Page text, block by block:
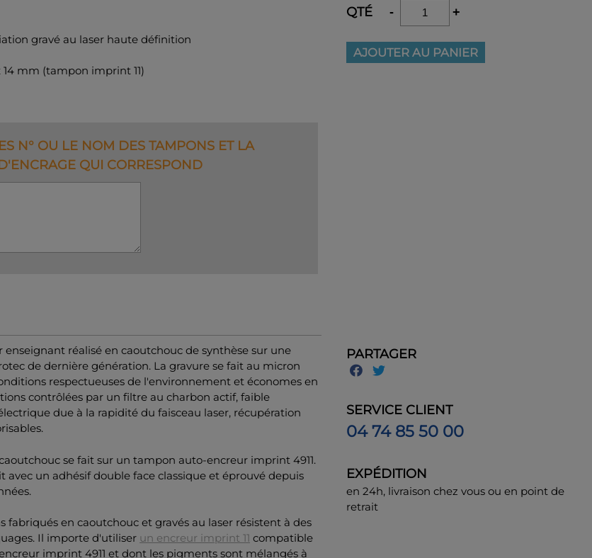
gravé au laser haute définition
14 mm (tampon imprint 11)
N° OU LE NOM DES TAMPONS ET LA
QUI CORRESPOND
QTÉ - +
AJOUTER AU PANIER
enseignant réalisé en caoutchouc de synthèse sur une
de dernière génération. La gravure se fait au micron
respectueuses de l'environnement et économes en
contrôlées par un filtre au charbon actif, faible
due à la rapidité du faisceau laser, récupération
se fait sur un tampon auto-encreur imprint 4911.
avec un adhésif double face classique et éprouvé depuis
fabriqués en caoutchouc et gravés au laser résistent à des
Il importe d'utiliser un encreur imprint 11 compatible
imprint 4911 et dont les pigments sont mélangés à
PARTAGER
SERVICE CLIENT
04 74 85 50 00
EXPÉDITION
en 24h, livraison chez vous ou en point de
retrait